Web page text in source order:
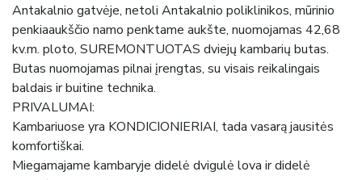
Antakalnio gatvėje, netoli Antakalnio poliklinikos, mūrinio
penkiaaukščio namo penktame aukšte, nuomojamas 42,68
kv.m. ploto, SUREMONTUOTAS dviejų kambarių butas.
Butas nuomojamas pilnai įrengtas, su visais reikalingais
baldais ir buitine technika.
PRIVALUMAI:
Kambariuose yra KONDICIONIERIAI, tada vasarą jausitės
komfortiškai.
Miegamajame kambaryje didelė dvigulė lova ir didelė